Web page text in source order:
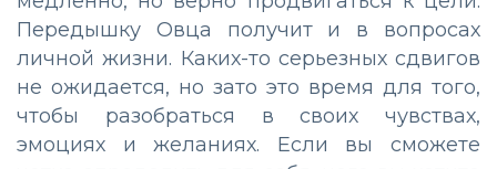
Передышку Овца получит и в вопросах
личной жизни. Каких-то серьезных сдвигов
не ожидается, но зато это время для того,
чтобы разобраться в своих чувствах,
эмоциях и желаниях. Если вы сможете